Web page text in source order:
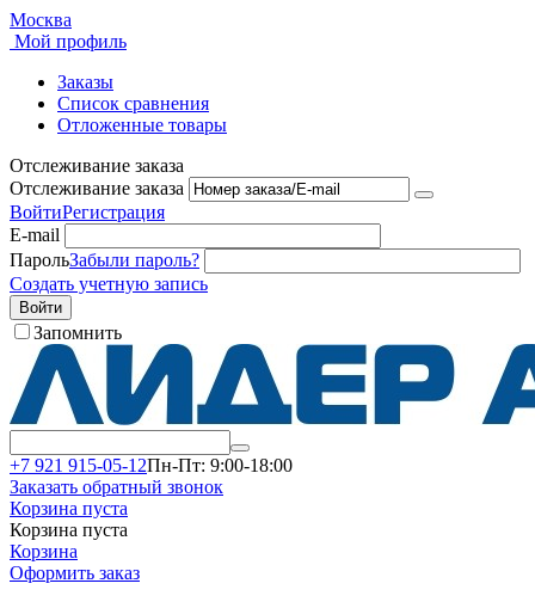
Москва
Мой профиль
Заказы
Список сравнения
Отложенные товары
Отслеживание заказа
Отслеживание заказа
ВойтиРегистрация
E-mail
ПарольЗабыли пароль?
Создать учетную запись
Войти
Запомнить
+7 921 915-05-12Пн-Пт: 9:00-18:00
Заказать обратный звонок
Корзина пуста
Корзина пуста
Корзина
Оформить заказ